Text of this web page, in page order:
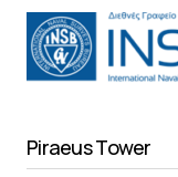
Piraeus Tower